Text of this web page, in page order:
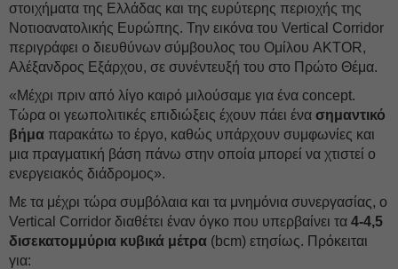
στοιχήματα της Ελλάδας και της ευρύτερης περιοχής της
Νοτιοανατολικής Ευρώπης. Την εικόνα του Vertical Corridor
περιγράφει ο διευθύνων σύμβουλος του Ομίλου AKTOR,
Αλέξανδρος Εξάρχου, σε συνέντευξή του στο Πρώτο Θέμα.
«Μέχρι πριν από λίγο καιρό μιλούσαμε για ένα concept.
Τώρα οι γεωπολιτικές επιδιώξεις έχουν πάει ένα σημαντικό
βήμα παρακάτω το έργο, καθώς υπάρχουν συμφωνίες και
μια πραγματική βάση πάνω στην οποία μπορεί να χτιστεί ο
ενεργειακός διάδρομος».
Με τα μέχρι τώρα συμβόλαια και τα μνημόνια συνεργασίας, ο
Vertical Corridor διαθέτει έναν όγκο που υπερβαίνει τα 4-4,5
δισεκατομμύρια κυβικά μέτρα (bcm) ετησίως. Πρόκειται
για: